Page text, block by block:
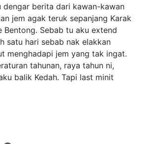
dengar berita dari kawan-kawan
jem agak teruk sepanjang Karak
Bentong. Sebab tu aku extend
satu hari sebab nak elakkan
menghadapi jem yang tak ingat.
tahunan, raya tahun ni,
balik Kedah. Tapi last minit